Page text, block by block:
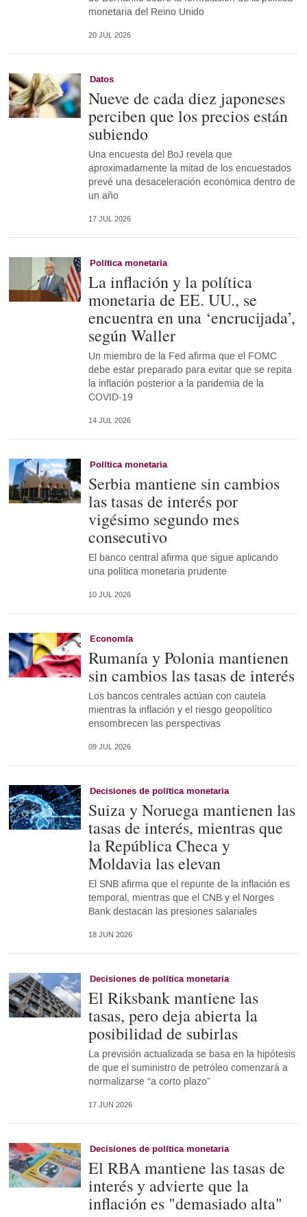
monetaria del Reino Unido
20 JUL 2026
Datos
Nueve de cada diez japoneses
perciben que los precios están
subiendo
Una encuesta del BoJ revela que
aproximadamente la mitad de los encuestados
prevé una desaceleración económica dentro de
un año
17 JUL 2026
Política monetaria
La inflación y la política
monetaria de EE. UU., se
encuentra en una ‘encrucijada’,
según Waller
Un miembro de la Fed afirma que el FOMC
debe estar preparado para evitar que se repita
la inflación posterior a la pandemia de la
COVID-19
14 JUL 2026
Política monetaria
Serbia mantiene sin cambios
las tasas de interés por
vigésimo segundo mes
consecutivo
El banco central afirma que sigue aplicando
una política monetaria prudente
10 JUL 2026
Economía
Rumanía y Polonia mantienen
sin cambios las tasas de interés
Los bancos centrales actúan con cautela
mientras la inflación y el riesgo geopolítico
ensombrecen las perspectivas
09 JUL 2026
Decisiones de política monetaria
Suiza y Noruega mantienen las
tasas de interés, mientras que
la República Checa y
Moldavia las elevan
El SNB afirma que el repunte de la inflación es
temporal, mientras que el CNB y el Norges
Bank destacan las presiones salariales
18 JUN 2026
Decisiones de política monetaria
El Riksbank mantiene las
tasas, pero deja abierta la
posibilidad de subirlas
La previsión actualizada se basa en la hipótesis
de que el suministro de petróleo comenzará a
normalizarse “a corto plazo”
17 JUN 2026
Decisiones de política monetaria
El RBA mantiene las tasas de
interés y advierte que la
inflación es "demasiado alta"